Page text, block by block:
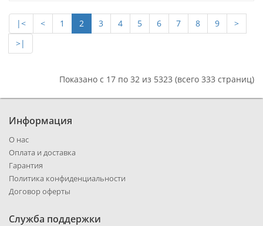
|< < 1 2 3 4 5 6 7 8 9
>
>|
Показано с 17 по 32 из 5323 (всего 333 страниц)
Информация
О нас
Оплата и доставка
Гарантия
Политика конфиденциальности
Договор оферты
Служба поддержки